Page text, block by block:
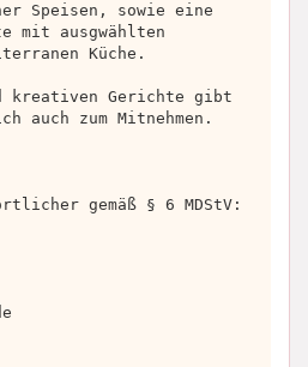
Speisen, sowie eine
mit ausgwählten
Küche.
kreativen Gerichte gibt
auch zum Mitnehmen.
gemäß § 6 MDStV: